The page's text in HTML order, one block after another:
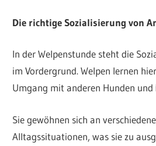
Die richtige Sozialisierung von
In der Welpenstunde steht die
im Vordergrund. Welpen lernen
Umgang mit anderen Hunden und
Sie gewöhnen sich an
Alltagssituationen, was sie zu